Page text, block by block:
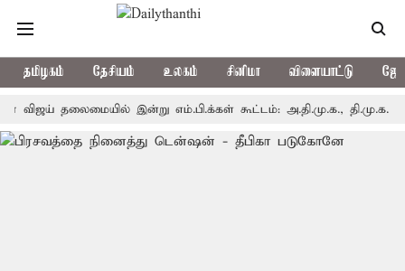
தமிழகம் தேசியம் உலகம் சினிமா விளையாட்டு
தலைமையில் இன்று எம்.பி.க்கள் கூட்டம்: அ.தி.மு.க., தி.மு.க. உள்ளிட்ட